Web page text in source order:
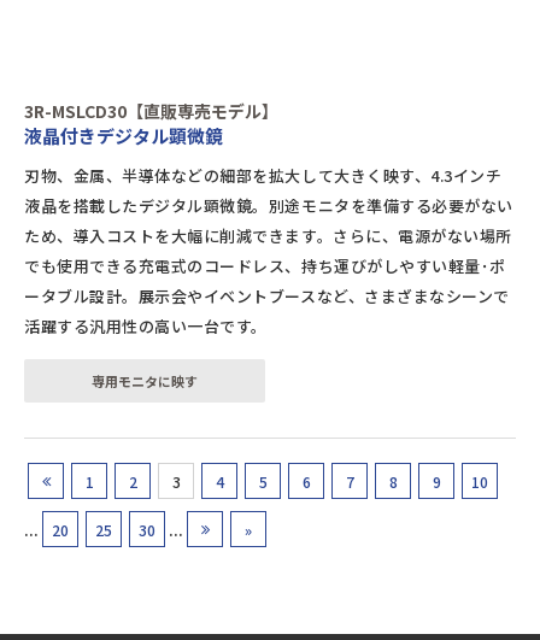
3R-MSLCD30【直販専売モデル】
液晶付きデジタル顕微鏡
刃物、金属、半導体などの細部を拡大して大きく映す、4.3インチ
液晶を搭載したデジタル顕微鏡。別途モニタを準備する必要がない
ため、導入コストを大幅に削減できます。さらに、電源がない場所
でも使用できる充電式のコードレス、持ち運びがしやすい軽量･ポ
ータブル設計。展示会やイベントブースなど、さまざまなシーンで
活躍する汎用性の高い一台です。
専用モニタに映す
« 1 2 3 4 5 6 7 8 9 10
... 20 25 30 ... » »